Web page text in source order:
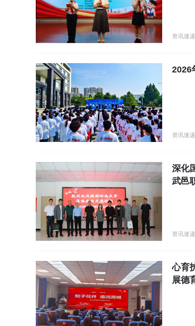
资讯速递
2026
资讯速递
深化
武邑
资讯速递
心育
展德